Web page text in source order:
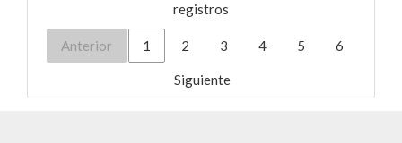
registros
Anterior 1 2 3 4 5 6
Siguiente